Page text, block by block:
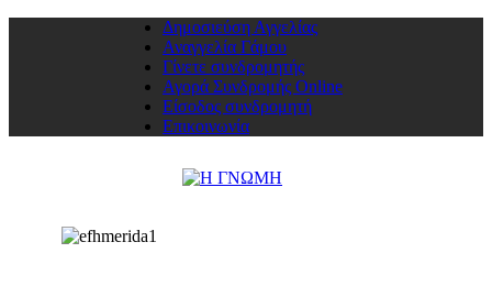
Δημοσιεύση Αγγελίας
Αναγγελία Γάμου
Γίνετε συνδρομητής
Αγορά Συνδρομής Online
Είσοδος συνδρομητή
Επικοινωνία